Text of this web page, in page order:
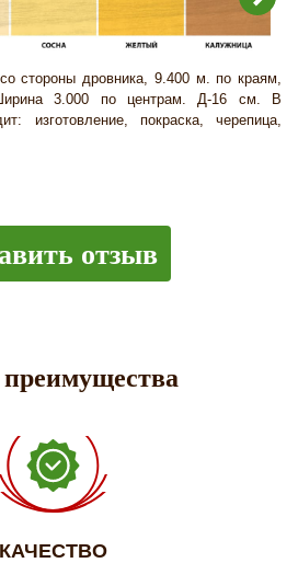
стороны дровника, 9.400 м. по краям,
3.000 по центрам. Д-16 см. В
изготовление, покраска, черепица,
отзыв
КАЧЕСТВО